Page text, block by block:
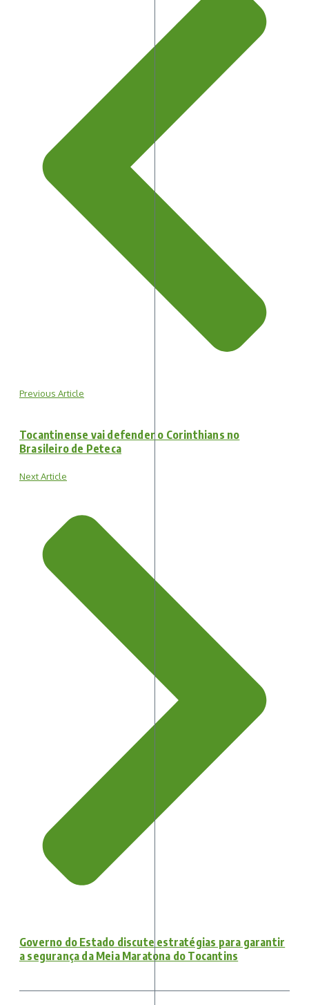
Previous Article
Tocantinense vai defender o Corinthians no
Brasileiro de Peteca
Next Article
Governo do Estado discute estratégias para garantir
a segurança da Meia Maratona do Tocantins